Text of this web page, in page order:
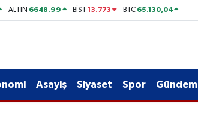
ALTIN 6648.99 BİST13.773 BTC 65.130,04
Asayiş Siyaset Spor Gündem